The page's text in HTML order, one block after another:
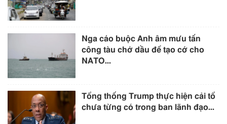
Nga cáo buộc Anh âm mưu tấn
công tàu chở dầu để tạo cớ cho
NATO...
Tổng thống Trump thực hiện cải tổ
chưa từng có trong ban lãnh đạo...